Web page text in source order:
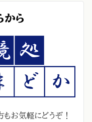
から
お気軽にどうぞ！